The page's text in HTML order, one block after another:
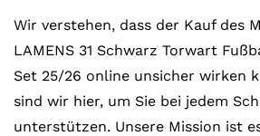
Wir verstehen, dass der Kauf des
LAMENS 31 Schwarz Torwart
Set 25/26 online unsicher wirken
sind wir hier, um Sie bei jedem
unterstützen. Unsere Mission ist